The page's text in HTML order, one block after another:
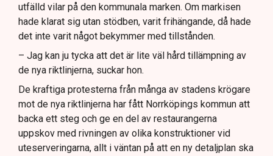
utfälld vilar på den kommunala marken. Om markisen
hade klarat sig utan stödben, varit frihängande, då hade
det inte varit något bekymmer med tillstånden.
– Jag kan ju tycka att det är lite väl hård tillämpning av
de nya riktlinjerna, suckar hon.
De kraftiga protesterna från många av stadens krögare
mot de nya riktlinjerna har fått Norrköpings kommun att
backa ett steg och ge en del av restaurangerna
uppskov med rivningen av olika konstruktioner vid
uteserveringarna, allt i väntan på att en ny detaljplan ska